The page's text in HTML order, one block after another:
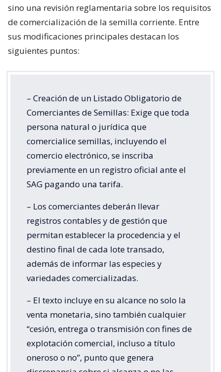
sino una revisión reglamentaria sobre los requisitos
de comercialización de la semilla corriente. Entre
sus modificaciones principales destacan los
siguientes puntos:
– Creación de un Listado Obligatorio de
Comerciantes de Semillas: Exige que toda
persona natural o jurídica que
comercialice semillas, incluyendo el
comercio electrónico, se inscriba
previamente en un registro oficial ante el
SAG pagando una tarifa.
– Los comerciantes deberán llevar
registros contables y de gestión que
permitan establecer la procedencia y el
destino final de cada lote transado,
además de informar las especies y
variedades comercializadas.
– El texto incluye en su alcance no solo la
venta monetaria, sino también cualquier
“cesión, entrega o transmisión con fines de
explotación comercial, incluso a título
oneroso o no”, punto que genera